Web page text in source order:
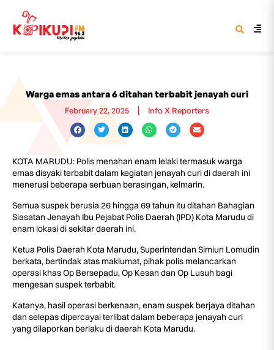
Warga emas antara 6 ditahan terbabit jenayah curi
February 22, 2025 Info X Reporters
KOTA MARUDU: Polis menahan enam lelaki termasuk warga
emas disyaki terbabit dalam kegiatan jenayah curi di daerah ini
menerusi beberapa serbuan berasingan, kelmarin.
Semua suspek berusia 26 hingga 69 tahun itu ditahan Bahagian
Siasatan Jenayah Ibu Pejabat Polis Daerah (IPD) Kota Marudu di
enam lokasi di sekitar daerah ini.
Ketua Polis Daerah Kota Marudu, Superintendan Simiun Lomudin
berkata, bertindak atas maklumat, pihak polis melancarkan
operasi khas Op Bersepadu, Op Kesan dan Op Lusuh bagi
mengesan suspek terbabit.
Katanya, hasil operasi berkenaan, enam suspek berjaya ditahan
dan selepas dipercayai terlibat dalam beberapa jenayah curi
yang dilaporkan berlaku di daerah Kota Marudu.